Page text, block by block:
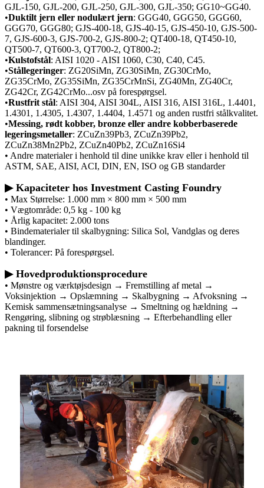
GJL-150, GJL-200, GJL-250, GJL-300, GJL-350; GG10~GG40.
•Duktilt jern eller nodulært jern: GGG40, GGG50, GGG60,
GGG70, GGG80; GJS-400-18, GJS-40-15, GJS-450-10, GJS-500-
7, GJS-600-3, GJS-700-2, GJS-800-2; QT400-18, QT450-10,
QT500-7, QT600-3, QT700-2, QT800-2;
•Kulstofstål: AISI 1020 - AISI 1060, C30, C40, C45.
•Stållegeringer: ZG20SiMn, ZG30SiMn, ZG30CrMo,
ZG35CrMo, ZG35SiMn, ZG35CrMnSi, ZG40Mn, ZG40Cr,
ZG42Cr, ZG42CrMo...osv på forespørgsel.
•Rustfrit stål: AISI 304, AISI 304L, AISI 316, AISI 316L, 1.4401,
1.4301, 1.4305, 1.4307, 1.4404, 1.4571 og anden rustfri stålkvalitet.
•Messing, rødt kobber, bronze eller andre kobberbaserede
legeringsmetaller: ZCuZn39Pb3, ZCuZn39Pb2,
ZCuZn38Mn2Pb2, ZCuZn40Pb2, ZCuZn16Si4
• Andre materialer i henhold til dine unikke krav eller i henhold til
ASTM, SAE, AISI, ACI, DIN, EN, ISO og GB standarder
▶ Kapaciteter hos Investment Casting Foundry
• Max Størrelse: 1.000 mm × 800 mm × 500 mm
• Vægtområde: 0,5 kg - 100 kg
• Årlig kapacitet: 2.000 tons
• Bindematerialer til skalbygning: Silica Sol, Vandglas og deres
blandinger.
• Tolerancer: På forespørgsel.
▶ Hovedproduktionsprocedure
• Mønstre og værktøjsdesign → Fremstilling af metal →
Voksinjektion → Opslæmning → Skalbygning → Afvoksning →
Kemisk sammensætningsanalyse → Smeltning og hældning →
Rengøring, slibning og strøblæsning → Efterbehandling eller
pakning til forsendelse